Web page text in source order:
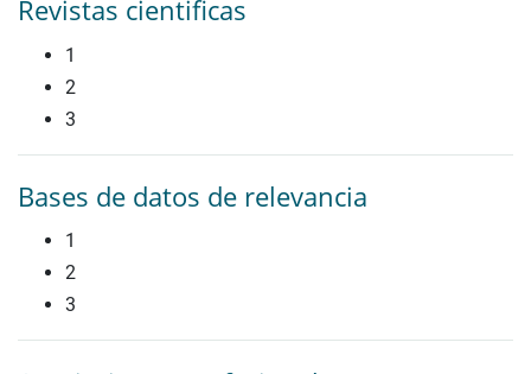
Revistas cientificas
1
2
3
Bases de datos de relevancia
1
2
3